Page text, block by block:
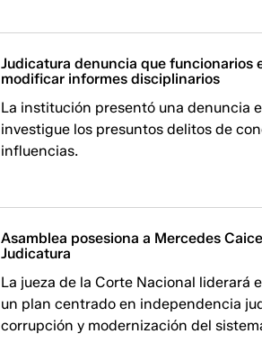
Judicatura denuncia que funcionarios
modificar informes disciplinarios
La institución presentó una denuncia
investigue los presuntos delitos de
influencias.
Asamblea posesiona a Mercedes
Judicatura
La jueza de la Corte Nacional liderará
un plan centrado en independencia
corrupción y modernización del